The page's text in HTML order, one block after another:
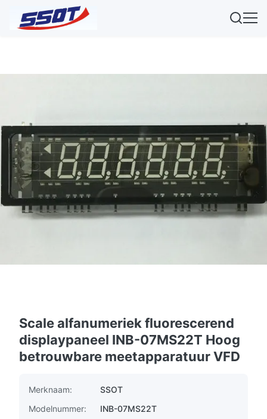
Scale alfanumeriek fluorescerend
displaypaneel INB-07MS22T Hoog
betrouwbare meetapparatuur VFD
Merknaam:
SSOT
Modelnummer:
INB-07MS22T